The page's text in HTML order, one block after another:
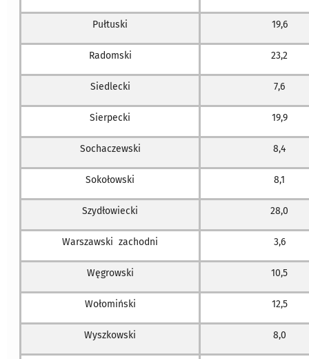
Pułtuski 19,6
Radomski 23,2
Siedlecki 7,6
Sierpecki 19,9
Sochaczewski 8,4
Sokołowski 8,1
Szydłowiecki 28,0
Warszawski zachodni 3,6
Węgrowski 10,5
Wołomiński 12,5
Wyszkowski 8,0